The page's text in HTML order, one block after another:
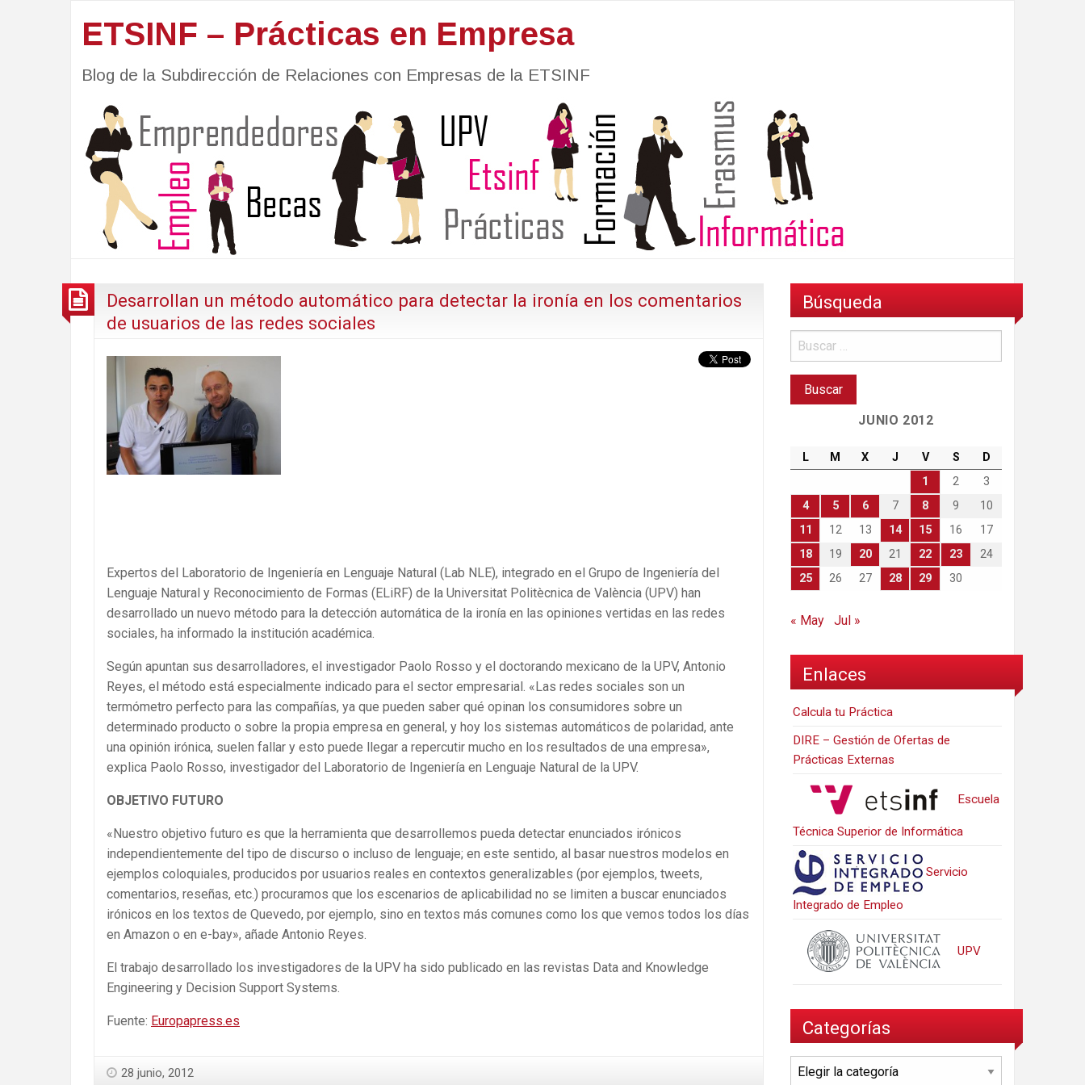
ETSINF – Prácticas en Empresa
Blog de la Subdirección de Relaciones con Empresas de la ETSINF
Desarrollan un método automático para detectar la ironía en los comentarios
de usuarios de las redes sociales
Expertos del Laboratorio de Ingeniería en Lenguaje Natural (Lab NLE), integrado en el Grupo de Ingeniería del
Lenguaje Natural y Reconocimiento de Formas (ELiRF) de la Universitat Politècnica de València (UPV) han
desarrollado un nuevo método para la detección automática de la ironía en las opiniones vertidas en las redes
sociales, ha informado la institución académica.
Según apuntan sus desarrolladores, el investigador Paolo Rosso y el doctorando mexicano de la UPV, Antonio
Reyes, el método está especialmente indicado para el sector empresarial. «Las redes sociales son un
termómetro perfecto para las compañías, ya que pueden saber qué opinan los consumidores sobre un
determinado producto o sobre la propia empresa en general, y hoy los sistemas automáticos de polaridad, ante
una opinión irónica, suelen fallar y esto puede llegar a repercutir mucho en los resultados de una empresa»,
explica Paolo Rosso, investigador del Laboratorio de Ingeniería en Lenguaje Natural de la UPV.
OBJETIVO FUTURO
«Nuestro objetivo futuro es que la herramienta que desarrollemos pueda detectar enunciados irónicos
independientemente del tipo de discurso o incluso de lenguaje; en este sentido, al basar nuestros modelos en
ejemplos coloquiales, producidos por usuarios reales en contextos generalizables (por ejemplos, tweets,
comentarios, reseñas, etc.) procuramos que los escenarios de aplicabilidad no se limiten a buscar enunciados
irónicos en los textos de Quevedo, por ejemplo, sino en textos más comunes como los que vemos todos los días
en Amazon o en e-bay», añade Antonio Reyes.
El trabajo desarrollado los investigadores de la UPV ha sido publicado en las revistas Data and Knowledge
Engineering y Decision Support Systems.
Fuente: Europapress.es
28 junio, 2012
Búsqueda
JUNIO 2012
L M X J V S
D
1
2
3
4
5 6 7 8 9
10
11
12 13 14 15 16
17
18
19 20 21 22 23
24
25
26 27 28 29 30
« May Jul »
Enlaces
Calcula tu Práctica
DIRE – Gestión de Ofertas de
Prácticas Externas
Escuela
Técnica Superior de Informática
Servicio
Integrado de Empleo
UPV
Categorías
Categorías